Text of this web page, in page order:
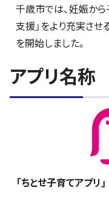
千歳市では、妊娠か
支援」をより充実させ
を開始しました。
アプリ名称
「ちとせ子育てアプリ」